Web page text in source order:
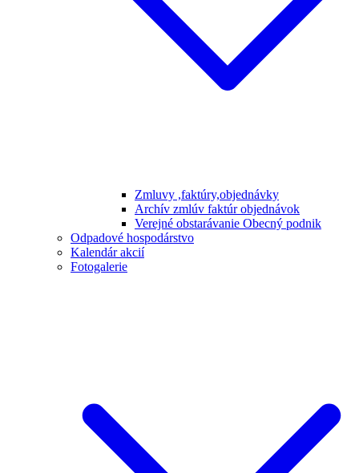
Zmluvy ,faktúry,objednávky
Archív zmlúv faktúr objednávok
Verejné obstarávanie Obecný podnik
Odpadové hospodárstvo
Kalendár akcií
Fotogalerie